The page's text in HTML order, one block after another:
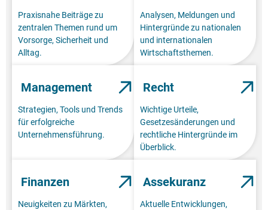
Praxisnahe Beiträge zu
zentralen Themen rund um
Vorsorge, Sicherheit und
Alltag.
Analysen, Meldungen und
Hintergründe zu nationalen
und internationalen
Wirtschaftsthemen.
Management
Strategien, Tools und Trends
für erfolgreiche
Unternehmensführung.
Recht
Wichtige Urteile,
Gesetzesänderungen und
rechtliche Hintergründe im
Überblick.
Finanzen
Neuigkeiten zu Märkten,
Assekuranz
Aktuelle Entwicklungen,